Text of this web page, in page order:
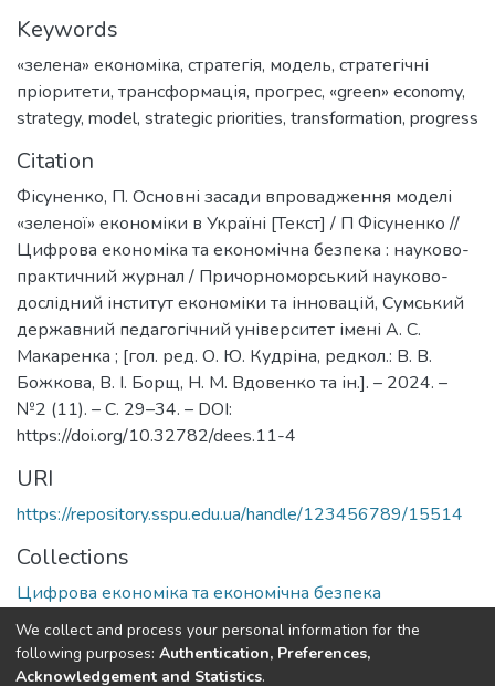
Keywords
«зелена» економіка, стратегія, модель, стратегічні
пріоритети, трансформація, прогрес, «green» economy,
strategy, model, strategic priorities, transformation, progress
Citation
Фісуненко, П. Основні засади впровадження моделі
«зеленої» економіки в Україні [Текст] / П Фісуненко //
Цифрова економіка та економічна безпека : науково-
практичний журнал / Причорноморський науково-
дослідний інститут економіки та інновацій, Сумський
державний педагогічний університет імені А. С.
Макаренка ; [гол. ред. О. Ю. Кудріна, редкол.: В. В.
Божкова, В. І. Борщ, Н. М. Вдовенко та ін.]. – 2024. –
№2 (11). – С. 29–34. – DOI:
https://doi.org/10.32782/dees.11-4
URI
https://repository.sspu.edu.ua/handle/123456789/15514
Collections
Цифрова економіка та економічна безпека
Full item page Google Scholar
We collect and process your personal information for the
following purposes: Authentication, Preferences,
Acknowledgement and Statistics.